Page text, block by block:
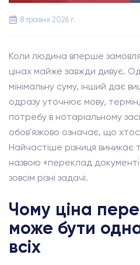
8 травня 2026 г.
Коли людина вперше
цінах майже завжди дивує.
мінімальну суму, інший дає
одразу уточнює мову,
потребу в нотаріальному
обов'язково означає, що
Найчастіше різниця виникає
назвою «переклад
зовсім різні задачі.
Чому ціна
може бути
всіх